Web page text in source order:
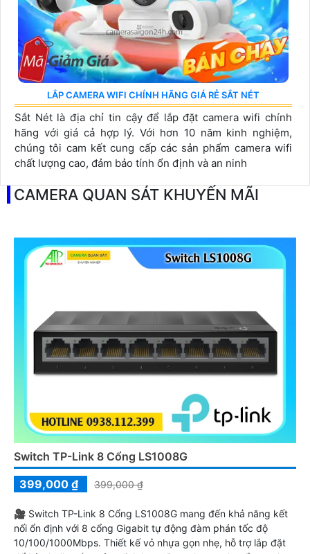
LẮP CAMERA WIFI CHÍNH HÃNG GIÁ RẺ SẮT NÉT
Sắt Nét là địa chỉ tin cậy để lắp đặt camera wifi chính
hãng với giá cả hợp lý. Với hơn 10 năm kinh nghiệm,
chúng tôi cam kết cung cấp các sản phẩm camera wifi
chất lượng cao, đảm bảo tính ổn định và an ninh
CAMERA QUAN SÁT KHUYẾN MÃI
Switch TP-Link 8 Cổng LS1008G
399,000 ₫
399,000 ₫
🎥 Switch TP-Link 8 Cổng LS1008G mang đến khả năng kết
nối ổn định với 8 cổng Gigabit tự động đàm phán tốc độ
10/100/1000Mbps. Thiết kế vỏ nhựa gọn nhẹ, hỗ trợ lắp đặt